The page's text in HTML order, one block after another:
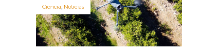
Ciencia, Noticias